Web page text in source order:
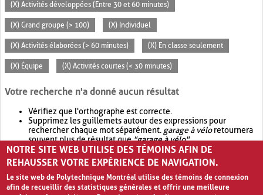
(X) Activités développées (Entre 30 et 60 minutes)
(X) Grand groupe (> 100) (X) Individuel
(X) Activités élaborées (> 60 minutes) (X) En classe seulement
(X) Équipe (X) Activités courtes (< 30 minutes)
Votre recherche n'a donné aucun résultat
Vérifiez que l'orthographe est correcte.
Supprimez les guillemets autour des expressions pour
rechercher chaque mot séparément. garage à véloretournera
souvent plus de résultat que"garage à vélo".
Envisagez d'élargir votre recherche avec OR.garage OR vélo
retournera souvent plus de résultat quegarage à vélo
NOTRE SITE WEB UTILISE DES TÉMOINS AFIN DE
REHAUSSER VOTRE EXPÉRIENCE DE NAVIGATION.
Le site web de Polytechnique Montréal utilise des témoins de connexion
afin de recueillir des statistiques générales et offrir une meilleure